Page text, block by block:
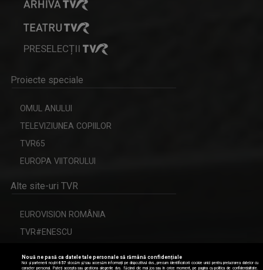
PRESELECȚII
Proiecte speciale
OMUL ANULUI
TELEVIZIUNEA COPIILOR
TVR65
EUROPA VIITORULUI
Alte site-uri TVR
EUROVISION ROMÂNIA
TVR#ENESCU
Nouă ne pasă ca datele tale personale să rămână confidențiale
Noi și partenerii noștri657 stocăm și/sau accesăm informații pe dispozitivul dvs., precum identificatorii cookie unici pentru prelucrarea datelor cu
caracter personal. Puteți accepta sau gestiona alegerile dvs. făcând clic mai jos sau în orice moment, pe pagina cu politica de confidențialitate.